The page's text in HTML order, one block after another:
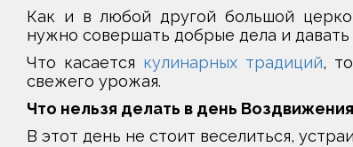
Как и в любой другой большой
нужно совершать добрые дела и
Что касается кулинарных традиций,
свежего урожая.
Что нельзя делать в день
В этот день не стоит веселиться,